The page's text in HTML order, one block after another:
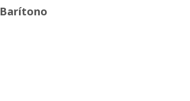
Barítono